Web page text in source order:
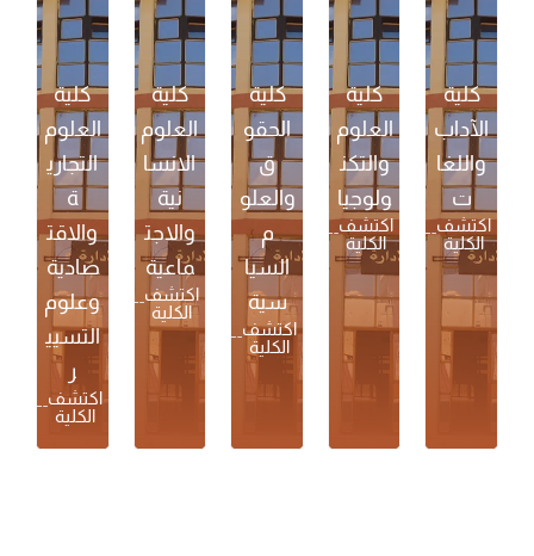
كلية
الآداب
واللغا
ت
اكتشف
الكلية
كلية
العلوم
والتكن
ولوجيا
اكتشف
الكلية
كلية
الحقو
ق
والعلو
م
السيا
سية
اكتشف
الكلية
كلية
العلوم
الانسا
نية
والاجت
ماعية
اكتشف
الكلية
كلية
العلوم
التجاري
ة
والاقت
صادية
وعلوم
التسيي
ر
اكتشف
الكلية